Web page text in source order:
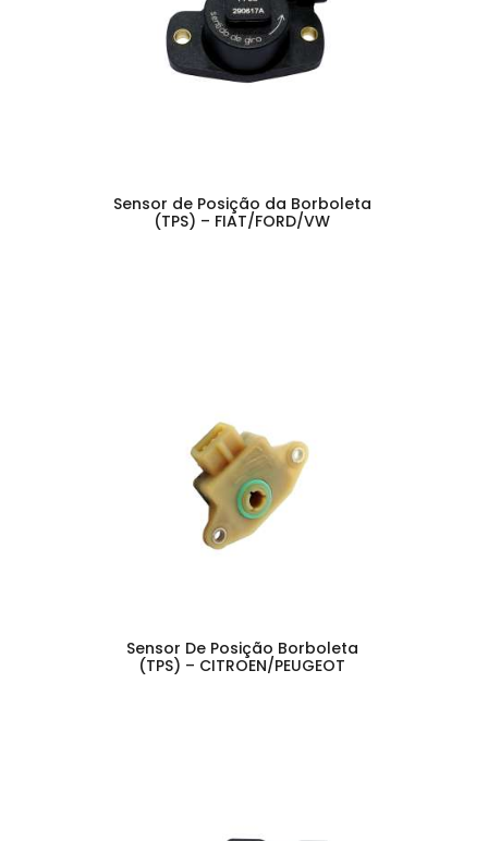
Sensor de Posição da Borboleta
(TPS) – FIAT/FORD/VW
Sensor De Posição Borboleta
(TPS) – CITROEN/PEUGEOT